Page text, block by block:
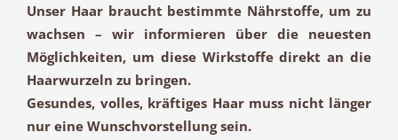
Unser Haar braucht bestimmte Nährstoffe, um zu
wachsen – wir informieren über die neuesten
Möglichkeiten, um diese Wirkstoffe direkt an die
Haarwurzeln zu bringen.
Gesundes, volles, kräftiges Haar muss nicht länger
nur eine Wunschvorstellung sein.